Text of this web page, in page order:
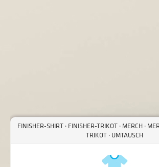
FINISHER-SHIRT · FINISHER-TRIKOT · MERCH ·
TRIKOT · UMTAUSCH